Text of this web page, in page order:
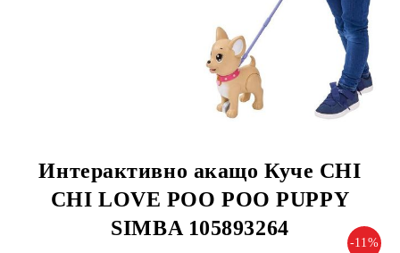
Интерактивно акащо Куче CHI
CHI LOVE POO POO PUPPY
SIMBA 105893264
-11%